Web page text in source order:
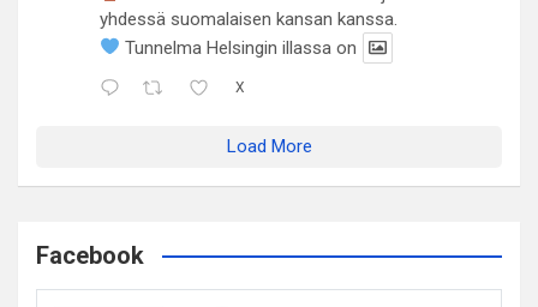
yhdessä suomalaisen kansan kanssa.
Tunnelma Helsingin illassa on
X
Load More
Facebook